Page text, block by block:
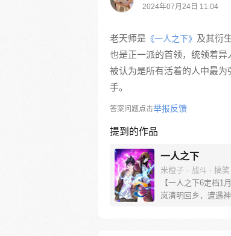
2024年07月24日 11:04
老天师是 《一人之下》 及其衍
也是正一派的首领，统领着异
被认为是所有活着的人中最
手。
答案问题点击举报反馈
提到的作品
一人之下
米橙子 · 战斗 · 搞笑
【一人之下6定档1
岚清明回乡，遭遇